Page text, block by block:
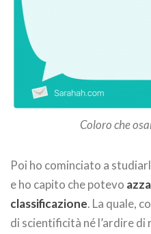
Coloro che
Poi ho cominciato a
e ho capito che potevo
classificazione. La quale,
di scientificità né l’ardire